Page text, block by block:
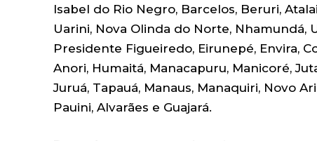
Isabel do Rio Negro, Barcelos, Beruri,
Uarini, Nova Olinda do Norte, Nhamundá,
Presidente Figueiredo, Eirunepé, Envira,
Anori, Humaitá, Manacapuru, Manicoré,
Juruá, Tapauá, Manaus, Manaquiri, Novo
Pauini, Alvarães e Guajará.